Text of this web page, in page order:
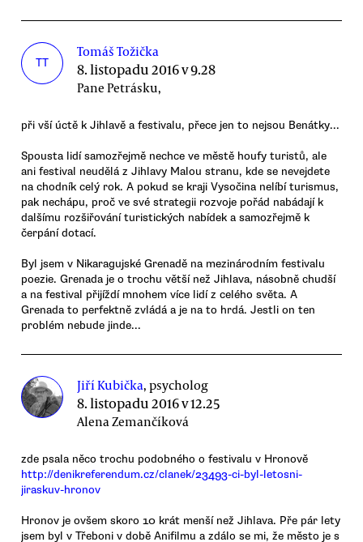
TT
Tomáš Tožička
8. listopadu 2016 v 9.28
Pane Petrásku,
při vší úctě k Jihlavě a festivalu, přece jen to nejsou Benátky...
Spousta lidí samozřejmě nechce ve městě houfy turistů, ale
ani festival neudělá z Jihlavy Malou stranu, kde se nevejdete
na chodník celý rok. A pokud se kraji Vysočina nelíbí turismus,
pak nechápu, proč ve své strategii rozvoje pořád nabádají k
dalšímu rozšiřování turistických nabídek a samozřejmě k
čerpání dotací.
Byl jsem v Nikaragujské Grenadě na mezinárodním festivalu
poezie. Grenada je o trochu větší než Jihlava, násobně chudší
a na festival přijíždí mnohem více lidí z celého světa. A
Grenada to perfektně zvládá a je na to hrdá. Jestli on ten
problém nebude jinde...
Jiří Kubička, psycholog
8. listopadu 2016 v 12.25
Alena Zemančíková
zde psala něco trochu podobného o festivalu v Hronově
http://denikreferendum.cz/clanek/23493-ci-byl-letosni-
jiraskuv-hronov
Hronov je ovšem skoro 10 krát menší než Jihlava. Pře pár lety
jsem byl v Třeboni v době Anifilmu a zdálo se mi, že město je s